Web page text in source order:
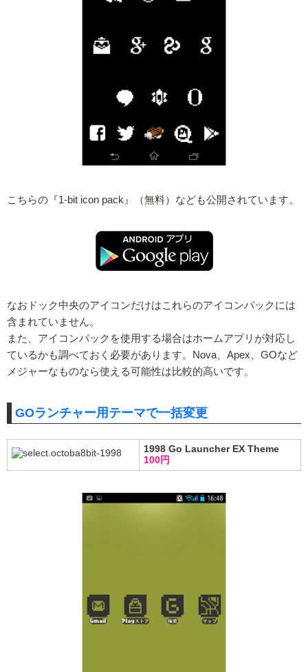
こちらの『1-bit icon pack』（無料）なども公開されています。
なおドック中央のアイコンだけはこれらのアイコンパックには
含まれていません。
また、アイコンパックを使用する場合はホームアプリが対応し
ているかも調べておく必要があります。Nova、Apex、GOなど
メジャーなものなら使える可能性は比較的高いです。
GOランチャー用テーマで一括変更
1998 Go Launcher EX Theme
100円